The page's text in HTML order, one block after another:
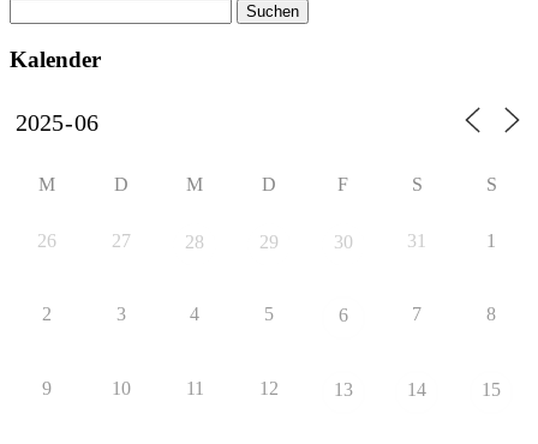
nach:
Kalender
M D M D F S S
26 27 28 29 30 31 1
2 3 4 5 6 7 8
9 10 11 12 13 14 15